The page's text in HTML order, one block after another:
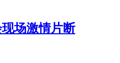
场激情片断